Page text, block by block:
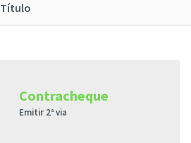
Título
Contracheque
Emitir 2ª via